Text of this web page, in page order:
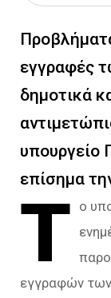
εγγραφές
δημοτικά
υπουργείο
επίσημα
Τ ο
εγγραφών